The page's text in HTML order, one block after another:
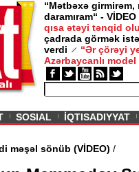
“Mətbəxə girmirəm,
daramıram“ - VİDEO
qısa ətəyi tənqid
çadrada görmək
verdi
“Ər çörəyi
Azərbaycanlı model
SOSIAL İQTISADIYYAT
- Əbədi məşəl sönüb